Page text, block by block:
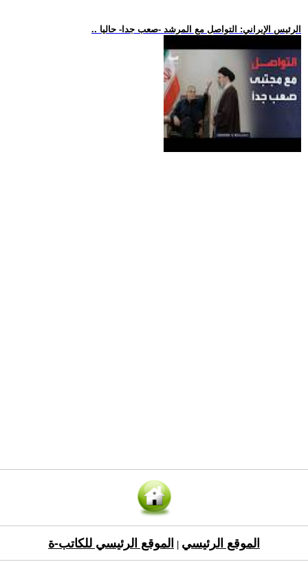
.. الرئيس الإيراني: التواصل مع المرشد -صعب جدا- حاليا
الموقع الرئيسي الموقع الرئيسي للكاتب-ة